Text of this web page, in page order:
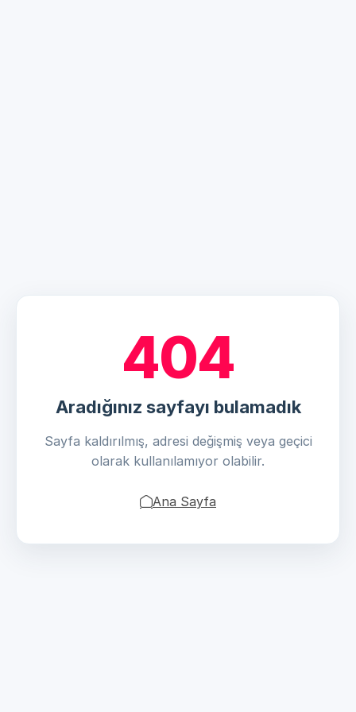
404
Aradığınız sayfayı bulamadık
Sayfa kaldırılmış, adresi değişmiş veya geçici
olarak kullanılamıyor olabilir.
Ana Sayfa